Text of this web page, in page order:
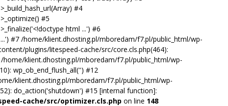
#4
#5
html ...') #6
#7 /home/klient.dhosting.pl/mboredam/f7.pl/public_html/wp-
plugins/litespeed-cache/src/core.cls.php(464):
home/klient.dhosting.pl/mboredam/f7.pl/public_html/wp-
wp_ob_end_flush_all('') #12
klient.dhosting.pl/mboredam/f7.pl/public_html/wp-
do_action('shutdown') #15 [internal function]:
cache/src/optimizer.cls.php on line 148